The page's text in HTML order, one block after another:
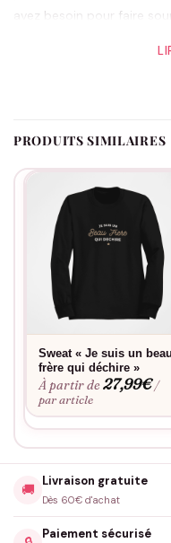
avez besoin pour faire
seulement un vêtement,
décontractée, une soirée
spécial, ce vêtement
classique et son tissu
et un confort sans égal,
maîtresse de la garde-
Le choix de
un cadeau unique et
message spécial, une
du cœur et qui sera porté
portera, il se rappellera
Pour couronner le tout,
aussi bénéficier d’une
livraison rapide et des
N’attendez plus,
spécial et combien il est
offrant le Sweat « Le Beau
PRODUITS SIMILAIRES
Sweat « Je suis un beau
frère qui déchire »
À partir de27,99€ /
par article
🚚
Livraison gratuite
Dès 60€ d'achat
Paiement sécurisé